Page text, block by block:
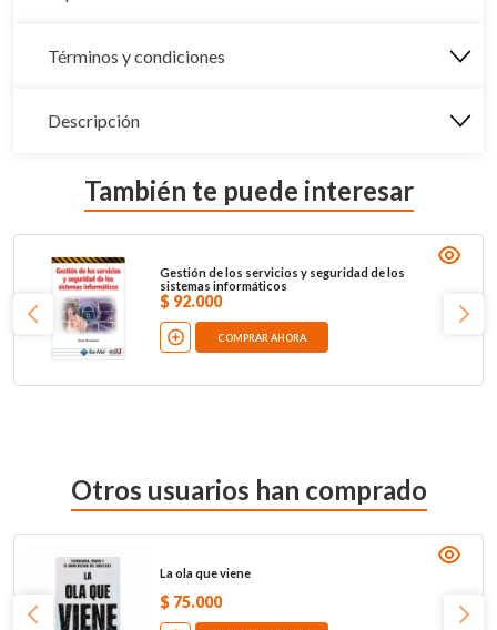
Términos y condiciones
Descripción
También te puede interesar
Gestión de los servicios y seguridad de los
sistemas informáticos
$ 92.000
COMPRAR AHORA
Otros usuarios han comprado
La ola que viene
$ 75.000